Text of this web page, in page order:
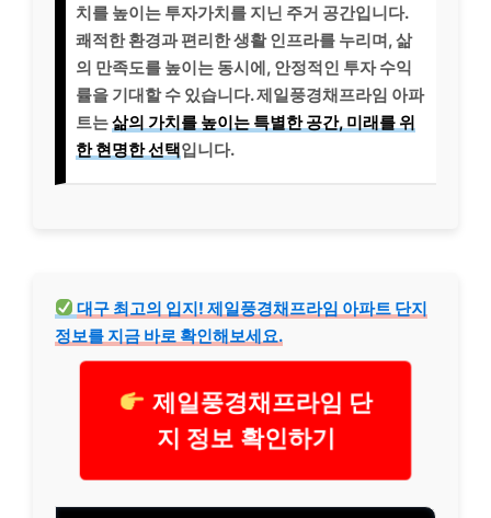
치를 높이는 투자가치를 지닌 주거 공간입니다.
쾌적한 환경과 편리한 생활 인프라를 누리며, 삶
의 만족도를 높이는 동시에, 안정적인 투자 수익
률을 기대할 수 있습니다. 제일풍경채프라임 아파
트는삶의 가치를 높이는 특별한 공간, 미래를 위
한 현명한 선택입니다.
대구 최고의 입지! 제일풍경채프라임 아파트 단지
정보를 지금 바로 확인해보세요.
제일풍경채프라임 단
지 정보 확인하기